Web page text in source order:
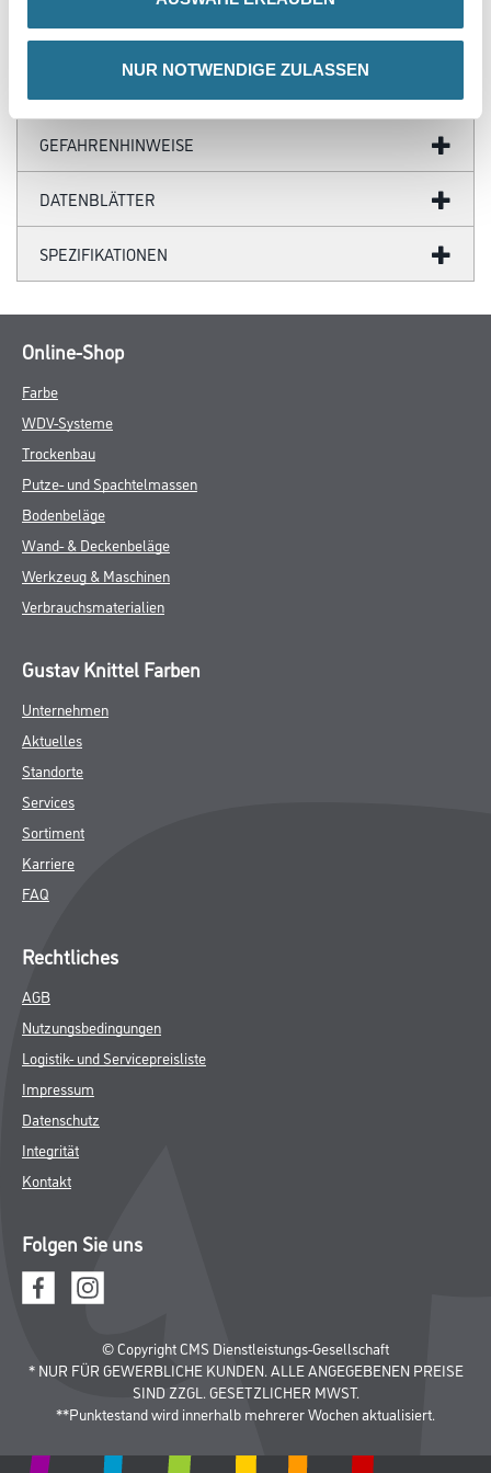
NUR NOTWENDIGE ZULASSEN
GEFAHRENHINWEISE
DATENBLÄTTER
SPEZIFIKATIONEN
Online-Shop
Farbe
WDV-Systeme
Trockenbau
Putze- und Spachtelmassen
Bodenbeläge
Wand- & Deckenbeläge
Werkzeug & Maschinen
Verbrauchsmaterialien
Gustav Knittel Farben
Unternehmen
Aktuelles
Standorte
Services
Sortiment
Karriere
FAQ
Rechtliches
AGB
Nutzungsbedingungen
Logistik- und Servicepreisliste
Impressum
Datenschutz
Integrität
Kontakt
Folgen Sie uns
© Copyright CMS Dienstleistungs-Gesellschaft
* NUR FÜR GEWERBLICHE KUNDEN. ALLE ANGEGEBENEN PREISE
SIND ZZGL. GESETZLICHER MWST.
**Punktestand wird innerhalb mehrerer Wochen aktualisiert.